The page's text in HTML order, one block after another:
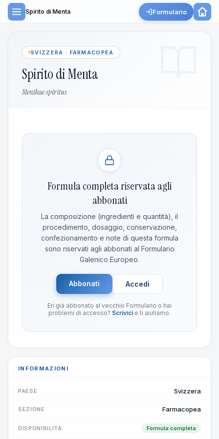
Spirito di Menta Formulario
SVIZZERA · FARMACOPEA
Spirito di Menta
Menthae spiritus
Formula completa riservata agli
abbonati
La composizione (ingredienti e quantità), il
procedimento, dosaggio, conservazione,
confezionamento e note di questa formula
sono riservati agli abbonati al Formulario
Galenico Europeo.
Abbonati Accedi
Eri già abbonato al vecchio Formulario o hai
problemi di accesso? Scrivici e ti aiutiamo.
INFORMAZIONI
PAESE Svizzera
SEZIONE Farmacopea
DISPONIBILITÀ Formula completa